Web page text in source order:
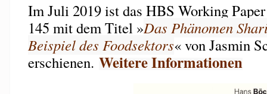
Im Juli 2019 ist das HBS Working
145 mit dem Titel »Das Phänomen
Beispiel des Foodsektors« von Jasmin
erschienen. Weitere Informationen